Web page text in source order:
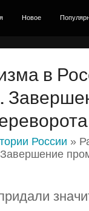
Новое
в
России »